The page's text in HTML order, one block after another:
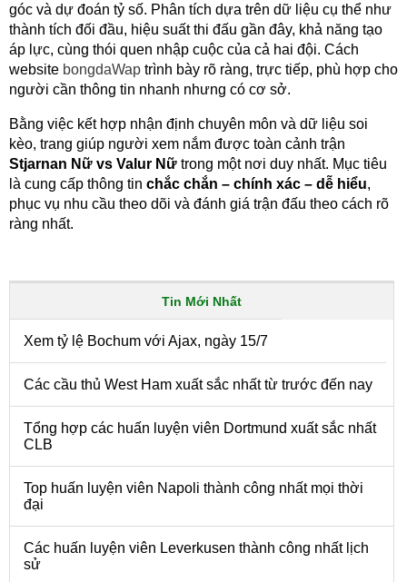
góc và dự đoán tỷ số. Phân tích dựa trên dữ liệu cụ thể như
thành tích đối đầu, hiệu suất thi đấu gần đây, khả năng tạo
áp lực, cùng thói quen nhập cuộc của cả hai đội. Cách
website bongdaWap trình bày rõ ràng, trực tiếp, phù hợp cho
người cần thông tin nhanh nhưng có cơ sở.
Bằng việc kết hợp nhận định chuyên môn và dữ liệu soi
kèo, trang giúp người xem nắm được toàn cảnh trận
Stjarnan Nữ vs Valur Nữ trong một nơi duy nhất. Mục tiêu
là cung cấp thông tin chắc chắn – chính xác – dễ hiểu,
phục vụ nhu cầu theo dõi và đánh giá trận đấu theo cách rõ
ràng nhất.
Tin Mới Nhất
Xem tỷ lệ Bochum với Ajax, ngày 15/7
Các cầu thủ West Ham xuất sắc nhất từ trước đến nay
Tổng hợp các huấn luyện viên Dortmund xuất sắc nhất
CLB
Top huấn luyện viên Napoli thành công nhất mọi thời
đại
Các huấn luyện viên Leverkusen thành công nhất lịch
sử